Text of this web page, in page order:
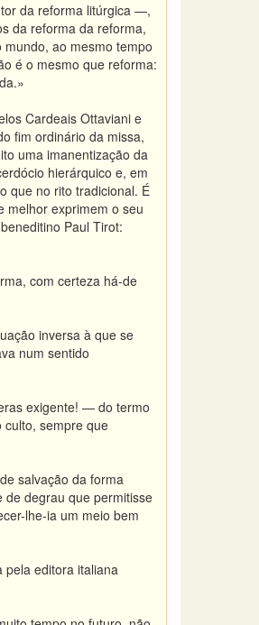
da reforma litúrgica —,
da reforma da reforma,
ao mesmo tempo
é o mesmo que reforma:
Cardeais Ottaviani e
fim ordinário da missa,
uma imanentização da
hierárquico e, em
que no rito tradicional. É
melhor exprimem o seu
Paul Tirot:
com certeza há-de
inversa à que se
num sentido
exigente! — do termo
culto, sempre que
salvação da forma
de degrau que permitisse
lhe-ia um meio bem
pela editora italiana